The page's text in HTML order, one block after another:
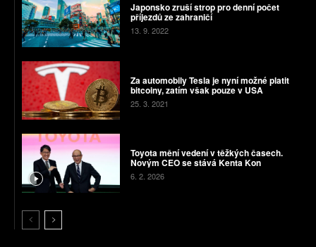
Japonsko zruší strop pro denní počet
příjezdů ze zahraničí
13. 9. 2022
Za automobily Tesla je nyní možné platit
bitcoiny, zatím však pouze v USA
25. 3. 2021
Toyota mění vedení v těžkých časech.
Novým CEO se stává Kenta Kon
6. 2. 2026